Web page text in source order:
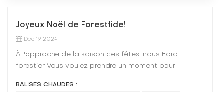
Joyeux Noël de Forestfide!
Dec 19, 2024
À l'approche de la saison des fêtes, nous Bord
forestier Vous voulez prendre un moment pour
BALISES CHAUDES :